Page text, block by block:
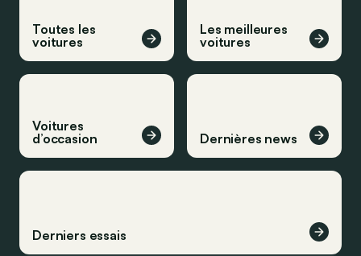
Toutes les
voitures
Les meilleures
voitures
Voitures
d’occasion
Dernières news
Derniers essais